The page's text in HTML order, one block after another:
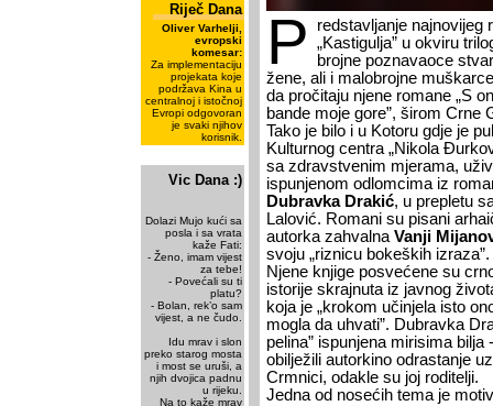
Riječ Dana
Oliver Varhelji,
evropski
komesar:
Za implementaciju
projekata koje
podržava Kina u
centralnoj i istočnoj
Evropi odgovoran
je svaki njihov
korisnik.
Vic Dana :)
Dolazi Mujo kući sa
posla i sa vrata
kaže Fati:
- Ženo, imam vijest
za tebe!
- Povećali su ti
platu?
- Bolan, rek’o sam
vijest, a ne čudo.
Idu mrav i slon
preko starog mosta
i most se uruši, a
njih dvojica padnu
u rijeku.
Na to kaže mrav
P
redstavljanje najnovijeg
„Kastigulja” u okviru
brojne poznavaoce
žene, ali i malobrojne
da pročitaju njene romane „S
bande moje gore”, širom Crne
Tako je bilo i u Kotoru gdje je
Kulturnog centra „Nikola
sa zdravstvenim mjerama,
ispunjenom odlomcima iz
Dubravka Drakić, u prepletu
Lalović. Romani su pisani
autorka zahvalna Vanji
svoju „riznicu bokeških izraza”.
Njene knjige posvećene su
istorije skrajnuta iz javnog
koja je „krokom učinjela isto
mogla da uhvati”. Dubravka
pelina” ispunjena mirisima
obilježili autorkino odrastanje
Crmnici, odakle su joj roditelji.
Jedna od nosećih tema je